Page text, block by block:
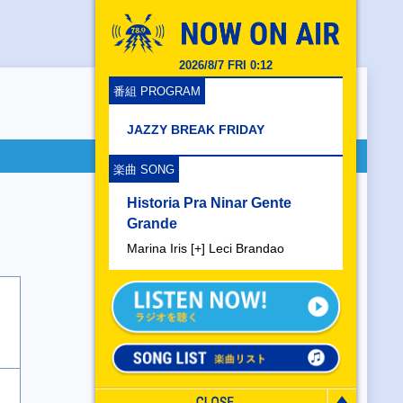
2026/8/7 FRI 0:12
番組 PROGRAM
JAZZY BREAK FRIDAY
楽曲 SONG
Historia Pra Ninar Gente
Grande
Marina Iris [+] Leci Brandao